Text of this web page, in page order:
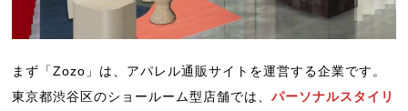
まず「Zozo」は、アパレル通販サイトを運営する企業です。
東京都渋谷区のショールーム型店舗では、パーソナルスタイリ